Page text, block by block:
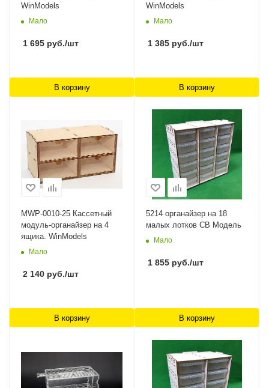
WinModels
Мало
1 695 руб./шт
В корзину
WinModels
Мало
1 385 руб./шт
В корзину
MWP-0010-25 Касcетный
модуль-органайзер на 4
ящика. WinModels
Мало
2 140 руб./шт
В корзину
5214 органайзер на 18
малых лотков СВ Модель
Мало
1 855 руб./шт
В корзину